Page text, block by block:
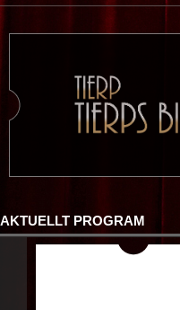
AKTUELLT PROGRAM